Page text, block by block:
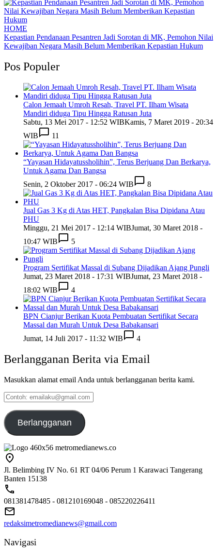
HOME
Kepastian Pendanaan Pesantren Jadi Sorotan di MK, Pemohon Nilai
Kewajiban Negara Masih Belum Memberikan Kepastian Hukum
Pos Populer
Calon Jemaah Umroh Resah, Travel PT. Ilham Wisata
Mandiri diduga Tipu Hingga Ratusan Juta
Sabtu, 13 Mei 2017 - 12:52 WIBKamis, 7 Maret 2019 - 20:34
WIB
11
“Yayasan Hidayatussholihin”, Terus Berjuang Dan Berkarya,
Untuk Agama Dan Bangsa
Senin, 2 Oktober 2017 - 06:24 WIB
8
Jual Gas 3 Kg di Atas HET, Pangkalan Bisa Dipidana Atau
PHU
Minggu, 21 Mei 2017 - 12:14 WIBJumat, 30 Maret 2018 -
10:47 WIB
5
Program Sertifikat Massal di Subang Dijadikan Ajang Pungli
Jumat, 23 Maret 2018 - 17:31 WIBJumat, 23 Maret 2018 -
18:02 WIB
4
BPN Cianjur Berikan Kuota Pembuatan Sertifikat Secara
Massal dan Murah Untuk Desa Babakansari
Jumat, 14 Juli 2017 - 11:32 WIB
4
Berlangganan Berita via Email
Masukkan alamat email Anda untuk berlangganan berita kami.
Contoh:
emailaku@gmail.com
Berlangganan
Jl. Belimbing IV No. 61 RT 04/06 Perum 1 Karawaci Tangerang
Banten 15138
081381478485 - 081210169048 - 085220226411
redaksimetromedianews@gmail.com
Navigasi